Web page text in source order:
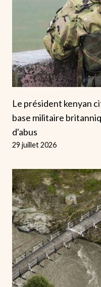
Le président kenyan
base militaire
d'abus
29 juillet 2026